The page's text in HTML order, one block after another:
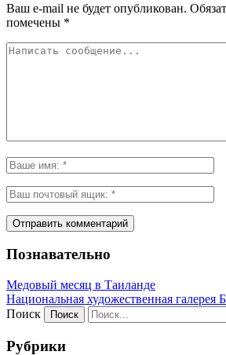
Ваш e-mail не будет опубликован.
помечены *
Познавательно
Медовый месяц в Таиланде
Национальная художественная галерея
Поиск
Рубрики